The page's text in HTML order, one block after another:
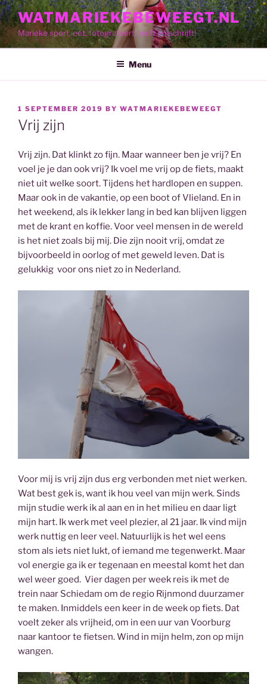
Skip
to
content
WATMARIEKEBEWEEGT.NL
Marieke sport, eet, fotografeert, leeft en schrijft!
Menu
POSTED
ON
1 SEPTEMBER 2019 BY WATMARIEKEBEWEEGT
Vrij zijn
Vrij zijn. Dat klinkt zo fijn. Maar wanneer ben je vrij? En
voel je je dan ook vrij? Ik voel me vrij op de fiets, maakt
niet uit welke soort. Tijdens het hardlopen en suppen.
Maar ook in de vakantie, op een boot of Vlieland. En in
het weekend, als ik lekker lang in bed kan blijven liggen
met de krant en koffie. Voor veel mensen in de wereld
is het niet zoals bij mij. Die zijn nooit vrij, omdat ze
bijvoorbeeld in oorlog of met geweld leven. Dat is
gelukkig voor ons niet zo in Nederland.
Voor mij is vrij zijn dus erg verbonden met niet werken.
Wat best gek is, want ik hou veel van mijn werk. Sinds
mijn studie werk ik al aan en in het milieu en daar ligt
mijn hart. Ik werk met veel plezier, al 21 jaar. Ik vind mijn
werk nuttig en leer veel. Natuurlijk is het wel eens
stom als iets niet lukt, of iemand me tegenwerkt. Maar
vol energie ga ik er tegenaan en meestal komt het dan
wel weer goed. Vier dagen per week reis ik met de
trein naar Schiedam om de regio Rijnmond duurzamer
te maken. Inmiddels een keer in de week op fiets. Dat
voelt zeker als vrijheid, om in een uur van Voorburg
naar kantoor te fietsen. Wind in mijn helm, zon op mijn
wangen.